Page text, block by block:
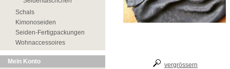
Schals
Kimonoseiden
Seiden-Fertigpackungen
Wohnaccessoires
Mein Konto
vergrössern